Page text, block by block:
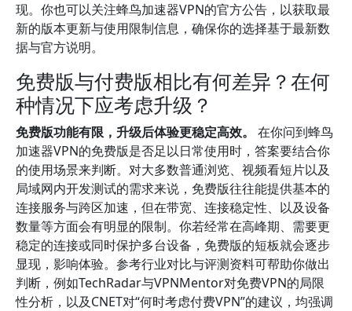
现。你也可以关注蜂鸟加速器VPN的官方公告，以获取最
新的版本更新与使用限制信息，确保你的选择基于最新数
据与官方说明。
免费版与付费版相比有何差异？在何
种情况下应考虑升级？
免费版功能有限，升级后体验更稳定高效。
在你问到蜂鸟
加速器VPN的免费版是否足以日常使用时，答案要结合你
的使用场景来判断。对大多数普通浏览、视频看短片以及
局域网内开发测试的需求来说，免费版往往能提供基本的
连接服务与跨区加速，但在带宽、连接稳定性、以及设备
数量等方面会有明显的限制。你若经常在高峰期、需要更
稳定的连接或同时保护多台设备，免费版的短板就会逐步
显现，影响体验。参考行业对比与评测资料可帮助你做出
判断，例如TechRadar与VPNMentor对免费VPN的局限
性分析，以及CNET对“何时考虑付费VPN”的建议，均强调